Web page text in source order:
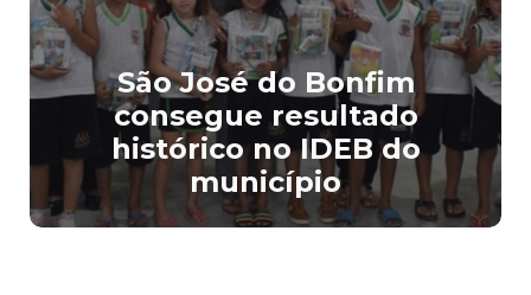
São José do Bonfim
consegue resultado
histórico no IDEB do
município